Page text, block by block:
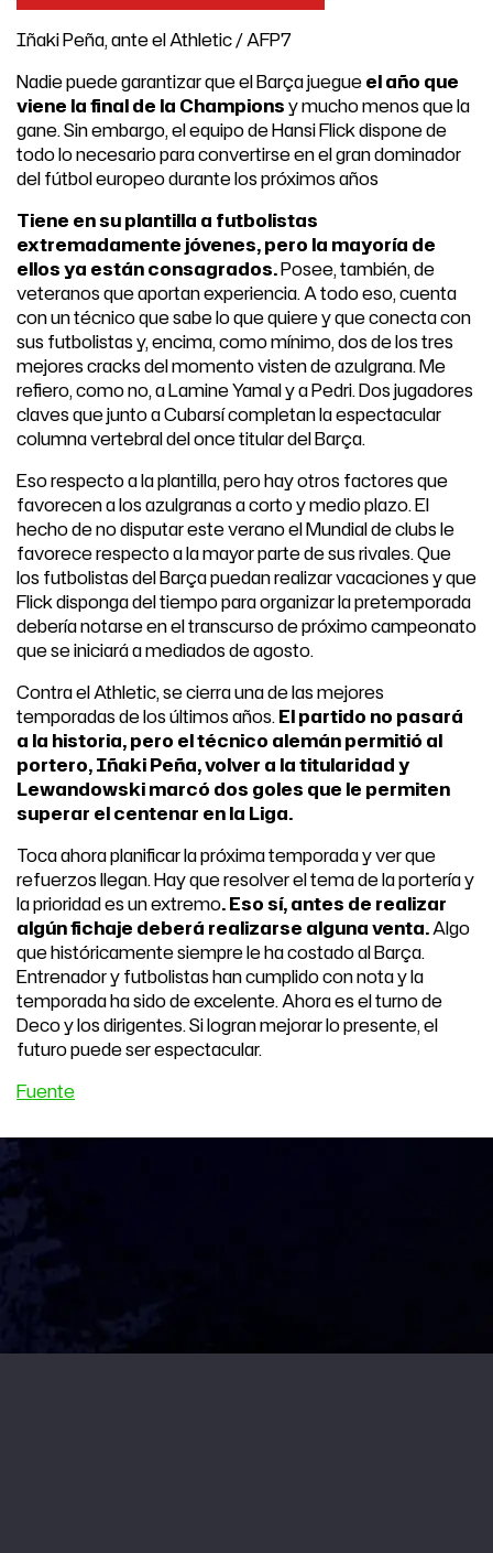
Iñaki Peña, ante el Athletic / AFP7
Nadie puede garantizar que el Barça juegueel año que
viene la final de la Championsy mucho menos que la
gane. Sin embargo, el equipo de Hansi Flick dispone de
todo lo necesario para convertirse en el gran dominador
del fútbol europeo durante los próximos años
Tiene en su plantilla a futbolistas
extremadamente jóvenes, pero la mayoría de
ellos ya están consagrados.Posee, también, de
veteranos que aportan experiencia. A todo eso, cuenta
con un técnico que sabe lo que quiere y que conecta con
sus futbolistas y, encima, como mínimo, dos de los tres
mejores cracks del momento visten de azulgrana. Me
refiero, como no, a Lamine Yamal y a Pedri. Dos jugadores
claves que junto a Cubarsí completan la espectacular
columna vertebral del once titular del Barça.
Eso respecto a la plantilla, pero hay otros factores que
favorecen a los azulgranas a corto y medio plazo. El
hecho de no disputar este verano el Mundial de clubs le
favorece respecto a la mayor parte de sus rivales. Que
los futbolistas del Barça puedan realizar vacaciones y que
Flick disponga del tiempo para organizar la pretemporada
debería notarse en el transcurso de próximo campeonato
que se iniciará a mediados de agosto.
Contra el Athletic, se cierra una de las mejores
temporadas de los últimos años.El partido no pasará
a la historia, pero el técnico alemán permitió al
portero, Iñaki Peña, volver a la titularidad y
Lewandowski marcó dos goles que le permiten
superar el centenar en la Liga.
Toca ahora planificar la próxima temporada y ver que
refuerzos llegan. Hay que resolver el tema de la portería y
la prioridad es un extremo. Eso sí, antes de realizar
algún fichaje deberá realizarse alguna venta.Algo
que históricamente siempre le ha costado al Barça.
Entrenador y futbolistas han cumplido con nota y la
temporada ha sido de excelente. Ahora es el turno de
Deco y los dirigentes. Si logran mejorar lo presente, el
futuro puede ser espectacular.
Fuente